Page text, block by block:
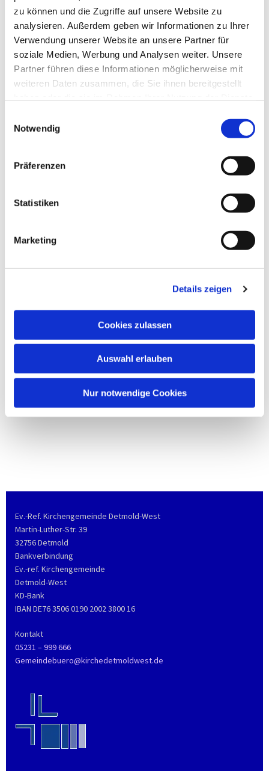
zu können und die Zugriffe auf unsere Website zu
analysieren. Außerdem geben wir Informationen zu Ihrer
Verwendung unserer Website an unsere Partner für
soziale Medien, Werbung und Analysen weiter. Unsere
Partner führen diese Informationen möglicherweise mit
weiteren Daten zusammen, die Sie ihnen bereitgestellt
Notwendig
Präferenzen
Statistiken
Marketing
Details zeigen
Cookies zulassen
Auswahl erlauben
Nur notwendige Cookies
Ev.-Ref. Kirchengemeinde Detmold-West
Martin-Luther-Str. 39
32756 Detmold
Bankverbindung
Ev.-ref. Kirchengemeinde
Detmold-West
KD-Bank
IBAN DE76 3506 0190 2002 3800 16
Kontakt
05231 – 999 666
Gemeindebuero@kirchedetmoldwest.de